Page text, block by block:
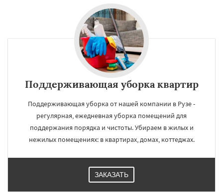
Поддерживающая уборка квартир
Поддерживающая уборка от нашей компании в Рузе -
регулярная, ежедневная уборка помещений для
поддержания порядка и чистоты. Убираем в жилых и
нежилых помещениях: в квартирах, домах, коттеджах.
ЗАКАЗАТЬ